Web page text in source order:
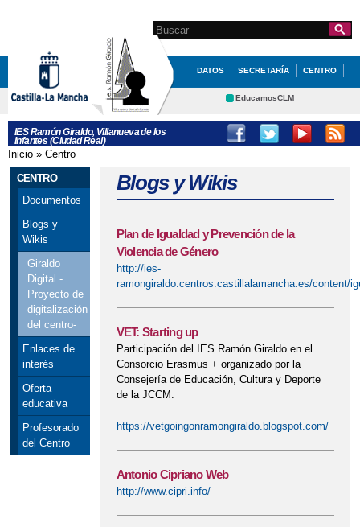
contenido
principal
Formulario de
búsqueda
Search this site
DATOS SECRETARÍA CENTRO
QUÉ HACEMOS NOVEDADES
ERASMUS + EVALUACIÓN
STEAM+
EducamosCLM
Educación Cultura
Contacto
IES Ramón Giraldo, Villanueva de los
Infantes (Ciudad Real)
Se encuentra usted aquí
Inicio » Centro
CENTRO
Documentos
Blogs y
Wikis
Giraldo
Digital -
Proyecto de
digitalización
del centro-
Enlaces de
interés
Oferta
educativa
Profesorado
del Centro
Blogs y Wikis
Plan de Igualdad y Prevención de la
Violencia de Género
http://ies-
ramongiraldo.centros.castillalamancha.es/content/
VET: Starting up
Participación del IES Ramón Giraldo en el
Consorcio Erasmus + organizado por la
Consejería de Educación, Cultura y Deporte
de la JCCM.
https://vetgoingonramongiraldo.blogspot.com/
Antonio Cipriano Web
http://www.cipri.info/